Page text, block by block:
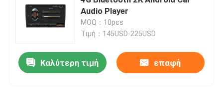
Στερεοφωνικό συγκρότημα αυτοκινήτων της Mazda
Καθολικό στερεοφωνικό συγκρότημα αυτοκινήτων
Audio Player
MOQ：10pcs
Τιμή：145USD-225USD
Καλύτερη τιμή επαφή